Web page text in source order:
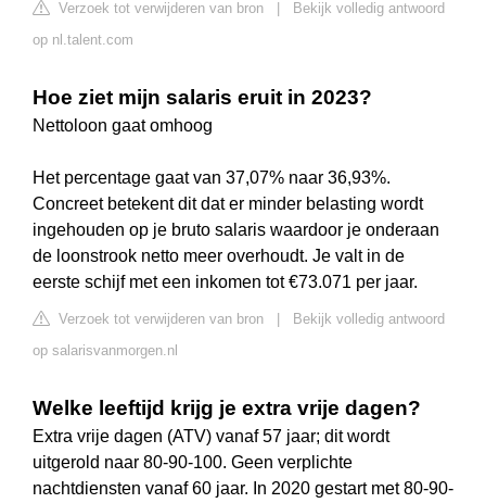
Verzoek tot verwijderen van bron
Bekijk volledig antwoord
op nl.talent.com
Hoe ziet mijn salaris eruit in 2023?
Nettoloon gaat omhoog
Het percentage gaat van 37,07% naar 36,93%.
Concreet betekent dit dat er minder belasting wordt
ingehouden op je bruto salaris waardoor je onderaan
de loonstrook netto meer overhoudt. Je valt in de
eerste schijf met een inkomen tot €73.071 per jaar.
Verzoek tot verwijderen van bron
Bekijk volledig antwoord
op salarisvanmorgen.nl
Welke leeftijd krijg je extra vrije dagen?
Extra vrije dagen (ATV) vanaf 57 jaar; dit wordt
uitgerold naar 80-90-100. Geen verplichte
nachtdiensten vanaf 60 jaar. In 2020 gestart met 80-90-